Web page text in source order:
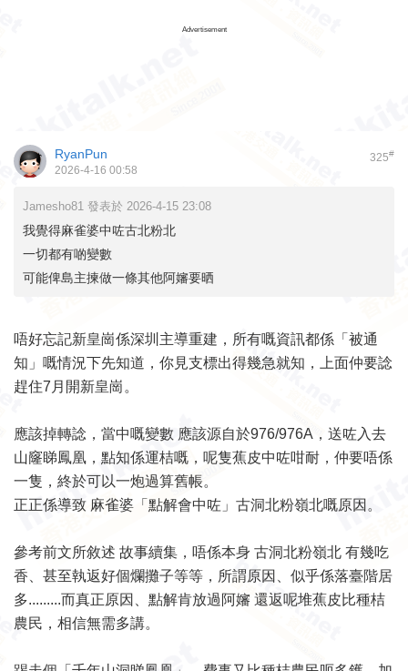
Advertisement
325#
RyanPun
2026-4-16 00:58
Jamesho81 發表於 2026-4-15 23:08
我覺得麻雀婆中咗古北粉北
一切都有啲變數
可能俾島主揀做一條其他阿嬸要晒
唔好忘記新皇崗係深圳主導重建，所有嘅資訊都係「被通
知」嘅情況下先知道，你見支標出得幾急就知，上面仲要諗
趕住7月開新皇崗。
應該掉轉諗，當中嘅變數 應該源自於976/976A，送咗入去
山窿睇鳳凰，點知係運桔嘅，呢隻蕉皮中咗咁耐，仲要唔係
一隻，終於可以一炮過算舊帳。
正正係導致 麻雀婆「點解會中咗」古洞北粉嶺北嘅原因。
參考前文所敘述 故事續集，唔係本身 古洞北粉嶺北 有幾吃
香、甚至執返好個爛攤子等等，所謂原因、似乎係落臺階居
多.........而真正原因、點解肯放過阿嬸 還返呢堆蕉皮比種桔
農民，相信無需多講。